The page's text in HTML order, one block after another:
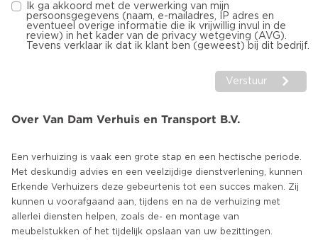
Ik ga akkoord met de verwerking van mijn
persoonsgegevens (naam, e-mailadres, IP adres en
eventueel overige informatie die ik vrijwillig invul in de
review) in het kader van de privacy wetgeving (AVG).
Tevens verklaar ik dat ik klant ben (geweest) bij dit bedrijf.
Verstuur
Over Van Dam Verhuis en Transport B.V.
Een verhuizing is vaak een grote stap en een hectische periode.
Met deskundig advies en een veelzijdige dienstverlening, kunnen
Erkende Verhuizers deze gebeurtenis tot een succes maken. Zij
kunnen u voorafgaand aan, tijdens en na de verhuizing met
allerlei diensten helpen, zoals de- en montage van
meubelstukken of het tijdelijk opslaan van uw bezittingen.